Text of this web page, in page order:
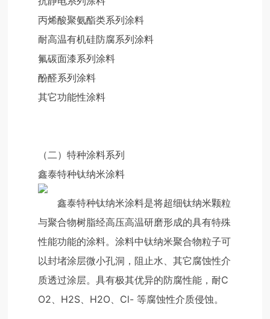
丙烯酸聚氨酯类系列涂料
耐高温有机硅防腐系列涂料
氟碳面漆系列涂料
酚醛系列涂料
其它功能性涂料
（二）特种涂料系列
鑫泰特种钛纳米涂料
鑫泰特种钛纳米涂料是将超细钛纳米颗粒
与聚合物树脂经高压高温研磨形成的具有特殊
性能功能的涂料。涂料中钛纳米聚合物粒子可
以封堵涂层微小孔洞，阻止水、其它腐蚀性介
质透过涂层。具有极其优异的防腐性能，耐C
O2、H2S、H2O、Cl- 等腐蚀性介质侵蚀。